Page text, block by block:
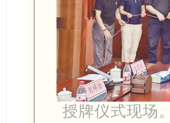
授牌仪式现场。